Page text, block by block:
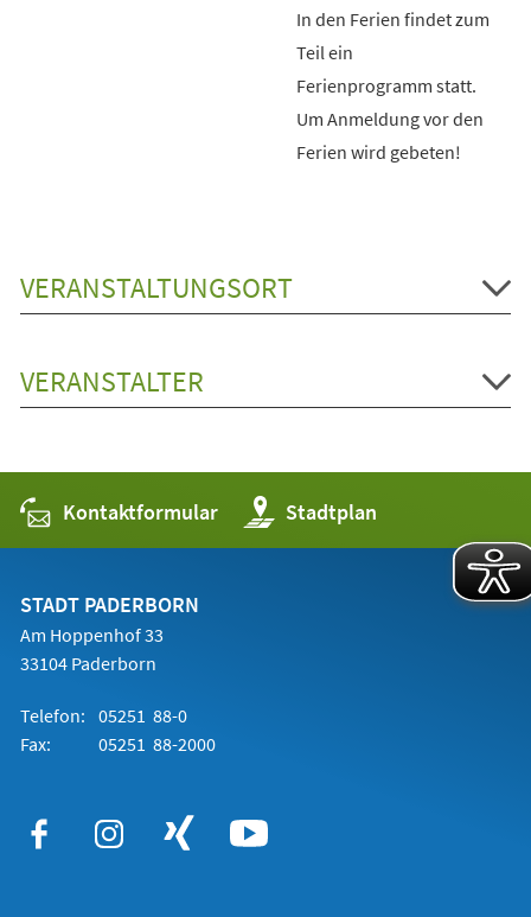
In den Ferien findet zum
Teil ein
Ferienprogramm statt.
Um Anmeldung vor den
Ferien wird gebeten!
VERANSTALTUNGSORT
VERANSTALTER
Kontaktformular Stadtplan
(Öffnet
in
einem
STADT PADERBORN
Am Hoppenhof 33
33104 Paderborn
Telefon: 05251 88-0
Fax:
05251 88-2000